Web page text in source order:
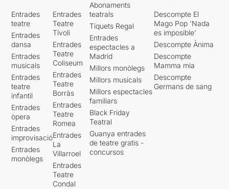
Entrades
teatre
Entrades
dansa
Entrades
musicals
Entrades
teatre
infantil
Entrades
òpera
Entrades
improvisació
Entrades
monòlegs
Entrades
Teatre
Tívoli
Entrades
Teatre
Coliseum
Entrades
Teatre
Borràs
Entrades
Teatre
Romea
Entrades
La
Villarroel
Entrades
Teatre
Condal
Abonaments
teatrals
Tiquets Regal
Entrades
espectacles a
Madrid
Millors monòlegs
Millors musicals
Millors espectacles
familiars
Black Friday
Teatral
Guanya entrades
de teatre gratis -
concursos
Descompte El
Mago Pop 'Nada
es imposible'
Descompte Ànima
Descompte
Mamma mia
Descompte
Germans de sang